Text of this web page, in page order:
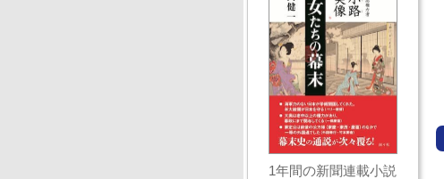
1年間の新聞連載小説